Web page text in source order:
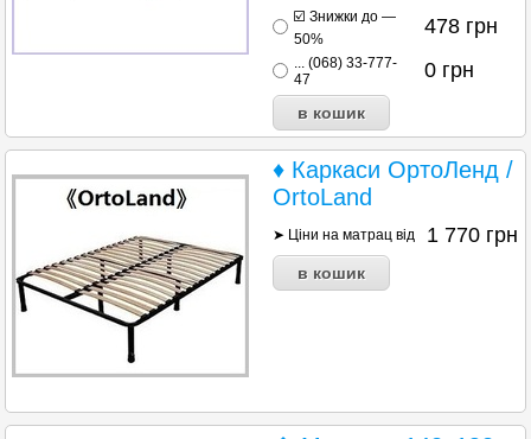
☑️ Знижки до —
50%
478 грн
... (068) 33-777-
47
0 грн
♦ Каркаси ОртоЛенд /
OrtoLand
➤ Ціни на матрац від 1 770 грн